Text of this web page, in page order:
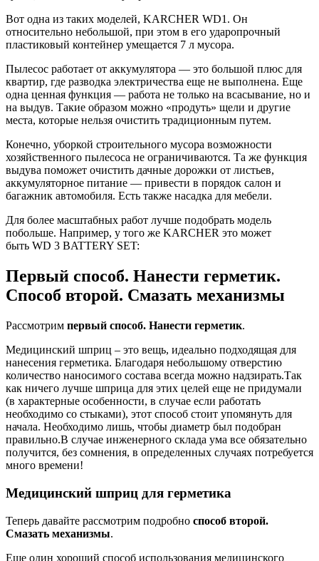
Вот одна из таких моделей, KARCHER WD1. Он
относительно небольшой, при этом в его ударопрочный
пластиковый контейнер умещается 7 л мусора.
Пылесос работает от аккумулятора — это большой плюс для
квартир, где разводка электричества еще не выполнена. Еще
одна ценная функция — работа не только на всасывание, но и
на выдув. Такие образом можно «продуть» щели и другие
места, которые нельзя очистить традиционным путем.
Конечно, уборкой строительного мусора возможности
хозяйственного пылесоса не ограничиваются. Та же функция
выдува поможет очистить дачные дорожки от листьев,
аккумуляторное питание — привести в порядок салон и
багажник автомобиля. Есть также насадка для мебели.
Для более масштабных работ лучше подобрать модель
побольше. Например, у того же KARCHER это может
быть WD 3 BATTERY SET:
Первый способ. Нанести герметик.
Способ второй. Смазать механизмы
Рассмотрим первый способ. Нанести герметик.
Медицинский шприц – это вещь, идеально подходящая для
нанесения герметика. Благодаря небольшому отверстию
количество наносимого состава всегда можно надзирать.Так
как ничего лучше шприца для этих целей еще не придумали
(в характерные особенности, в случае если работать
необходимо со стыками), этот способ стоит упомянуть для
начала. Необходимо лишь, чтобы диаметр был подобран
правильно.В случае инженерного склада ума все обязательно
получится, без сомнения, в определенных случаях потребуется
много времени!
Медицинский шприц для герметика
Теперь давайте рассмотрим подробно способ второй.
Смазать механизмы.
Еще один хороший способ использования медицинского